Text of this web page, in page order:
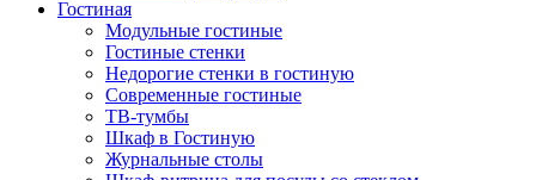
Гостиная
Модульные гостиные
Гостиные стенки
Недорогие стенки в гостиную
Современные гостиные
ТВ-тумбы
Шкаф в Гостиную
Журнальные столы